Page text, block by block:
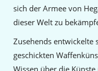
sich der Armee von
dieser Welt zu
Zusehends entwickelte
geschickten
Wissen über die